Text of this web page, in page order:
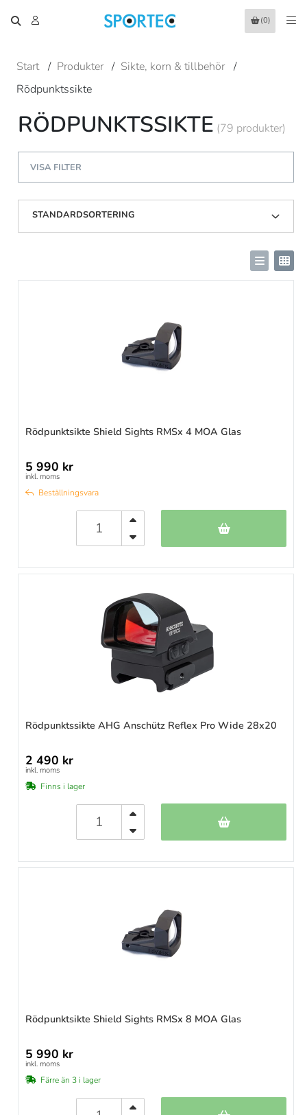
(0)
Start / Produkter / Sikte, korn & tillbehör /
Rödpunktssikte
RÖDPUNKTSSIKTE (79 produkter)
VISA FILTER
STANDARDSORTERING
Rödpunktsikte Shield Sights RMSx 4 MOA Glas
5 990 kr
inkl. moms
Beställningsvara
Rödpunktssikte AHG Anschütz Reflex Pro Wide 28x20
2 490 kr
inkl. moms
Finns i lager
Rödpunktsikte Shield Sights RMSx 8 MOA Glas
5 990 kr
inkl. moms
Färre än 3 i lager